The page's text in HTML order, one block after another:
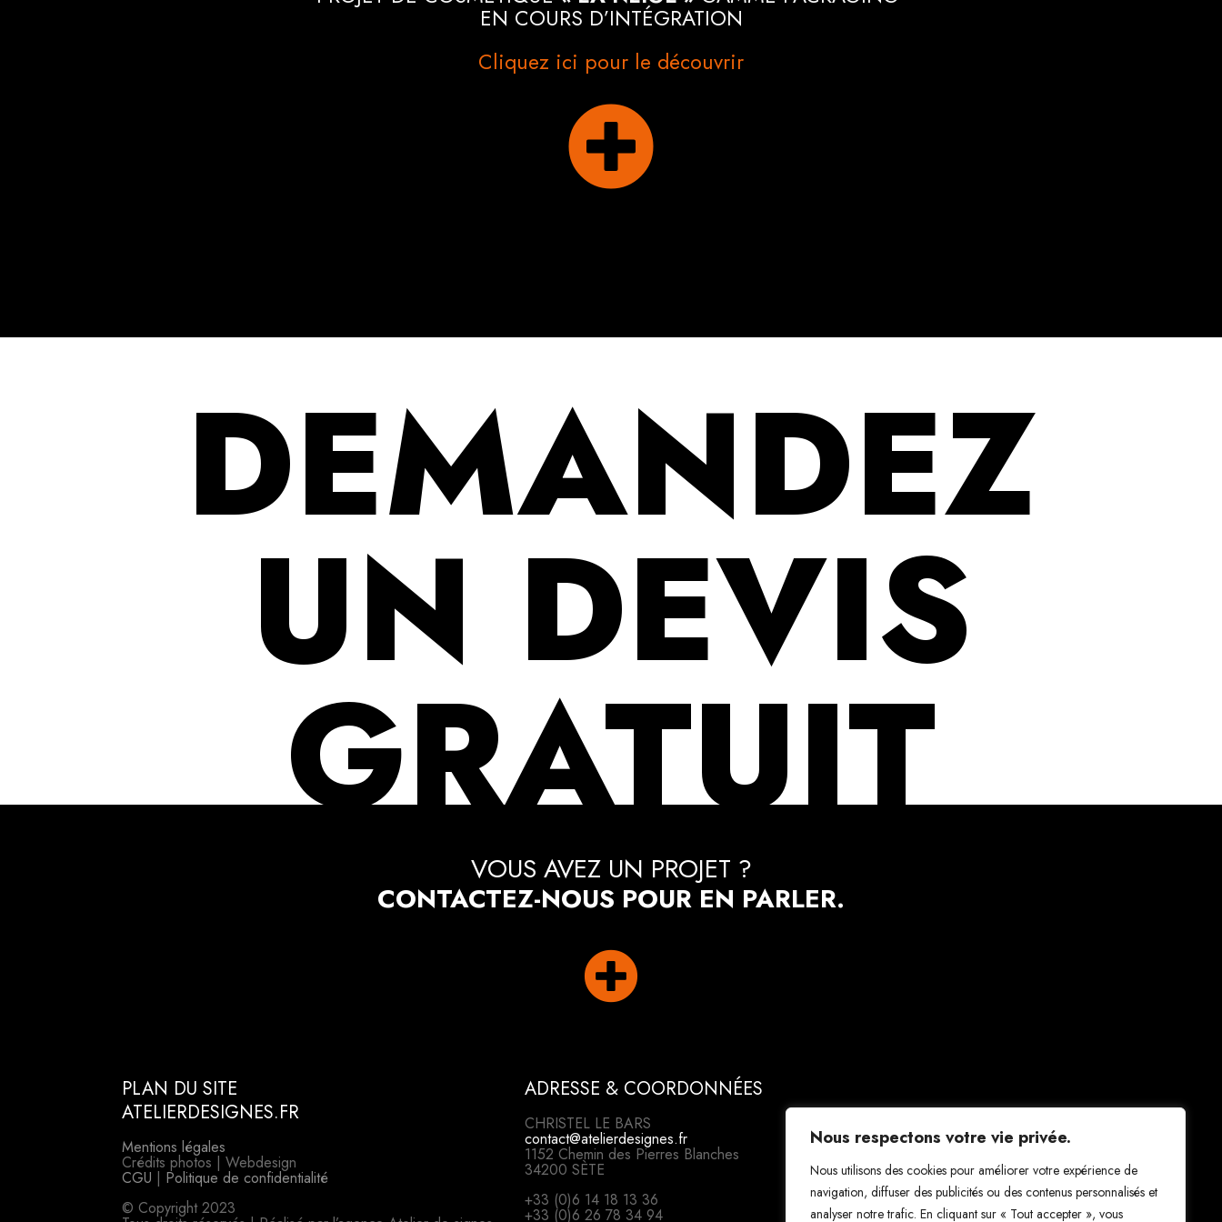
Nous respectons votre vie privée.
Nous utilisons des cookies pour améliorer votre expérience de
navigation, diffuser des publicités ou des contenus personnalisés et
analyser notre trafic. En cliquant sur « Tout accepter », vous
EN COURS D’INTÉGRATION
Cliquez ici pour le découvrir

DEMANDEZ
UN DEVIS
GRATUIT
VOUS AVEZ UN PROJET ?
CONTACTEZ-NOUS POUR EN PARLER.

PLAN DU SITE
ATELIERDESIGNES.FR
Mentions légales
Crédits photos | Webdesign
CGU | Politique de confidentialité
© Copyright 2023
ADRESSE & COORDONNÉES
CHRISTEL LE BARS
contact@atelierdesignes.fr
1152 Chemin des Pierres Blanches
34200 SÈTE
+33 (0)6 14 18 13 36
+33 (0)6 26 78 34 94